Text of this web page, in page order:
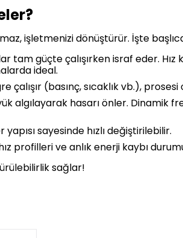
işletmenizi dönüştürür. İşte
tam güçte çalışırken israf eder.
ideal.
çalışır (basınç, sıcaklık vb.),
yük algılayarak hasarı önler.
sayesinde hızlı değiştirilebilir.
profilleri ve anlık enerji kaybı
sağlar!